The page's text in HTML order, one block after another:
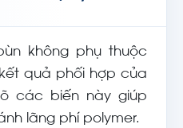
không phụ thuộc
quả phối hợp của
các biến này giúp
lãng phí polymer.